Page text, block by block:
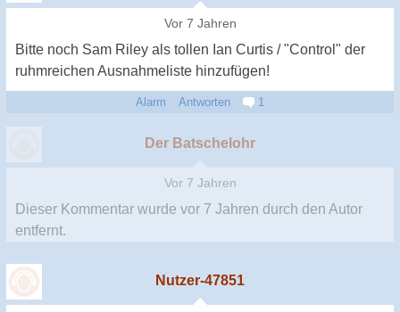
Vor 7 Jahren
Bitte noch Sam Riley als tollen Ian Curtis / "Control" der
ruhmreichen Ausnahmeliste hinzufügen!
Alarm Antworten 1
Der Batschelohr
Vor 7 Jahren
Dieser Kommentar wurde vor 7 Jahren durch den Autor
entfernt.
Nutzer-47851